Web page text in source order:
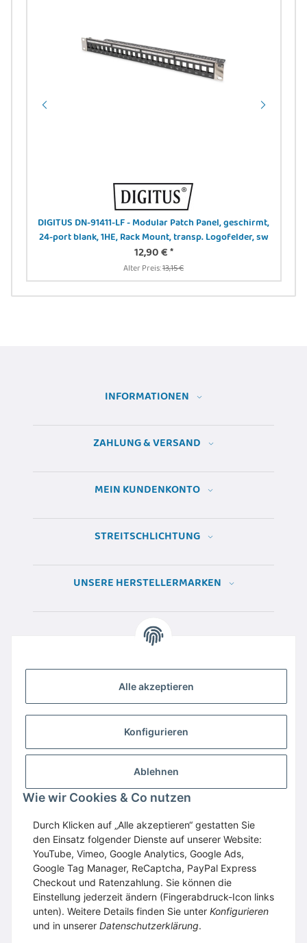
Alle akzeptieren
Konfigurieren
Ablehnen
Wie wir Cookies & Co nutzen
Durch Klicken auf „Alle akzeptieren“ gestatten Sie
den Einsatz folgender Dienste auf unserer Website:
YouTube, Vimeo, Google Analytics, Google Ads,
Google Tag Manager, ReCaptcha, PayPal Express
Checkout und Ratenzahlung. Sie können die
Einstellung jederzeit ändern (Fingerabdruck-Icon links
unten). Weitere Details finden Sie unter Konfigurieren
und in unserer Datenschutzerklärung.
DIGITUS DN-91411-LF - Modular Patch Panel, geschirmt,
24-port blank, 1HE, Rack Mount, transp. Logofelder, sw
12,90 €*
Alter Preis:13,15 €
INFORMATIONEN
ZAHLUNG & VERSAND
MEIN KUNDENKONTO
STREITSCHLICHTUNG
UNSERE HERSTELLERMARKEN
Domains ,Webspace
GESETZLICHE INFORMATIONEN
Vertrag widerrufen
* Alle Preise inkl. gesetzlicher USt., zzgl.